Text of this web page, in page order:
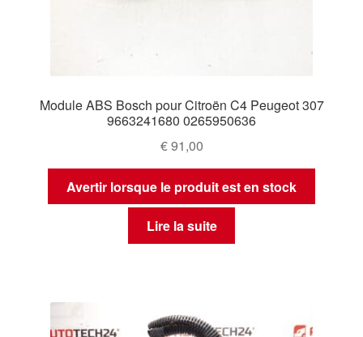
Module ABS Bosch pour Citroën C4 Peugeot 307
9663241680 0265950636
€91,00
Avertir lorsque le produit est en stock
Lire la suite